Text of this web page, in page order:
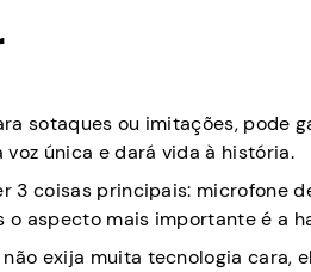
sotaques ou imitações, pode
única e dará vida à história.
3 coisas principais: microfone
o aspecto mais importante é a
não exija muita tecnologia